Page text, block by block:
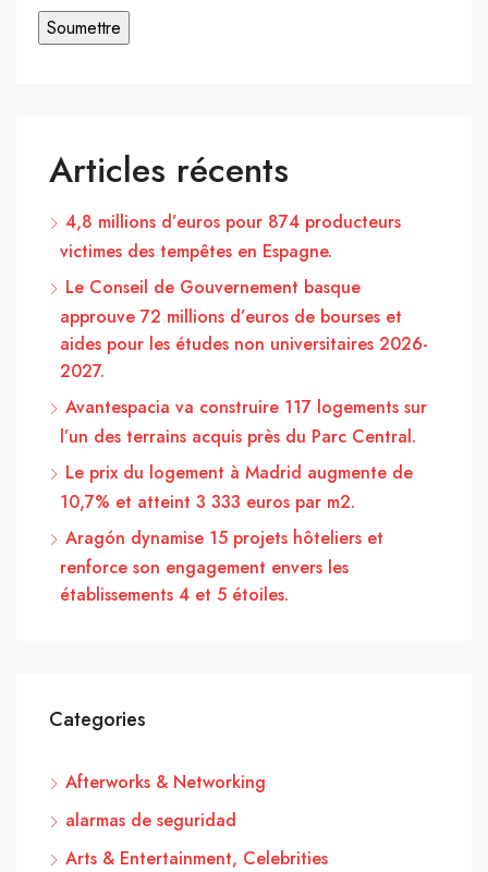
Articles récents
4,8 millions d’euros pour 874 producteurs
victimes des tempêtes en Espagne.
Le Conseil de Gouvernement basque
approuve 72 millions d’euros de bourses et
aides pour les études non universitaires 2026-
2027.
Avantespacia va construire 117 logements sur
l’un des terrains acquis près du Parc Central.
Le prix du logement à Madrid augmente de
10,7% et atteint 3 333 euros par m2.
Aragón dynamise 15 projets hôteliers et
renforce son engagement envers les
établissements 4 et 5 étoiles.
Categories
Afterworks & Networking
alarmas de seguridad
Arts & Entertainment, Celebrities